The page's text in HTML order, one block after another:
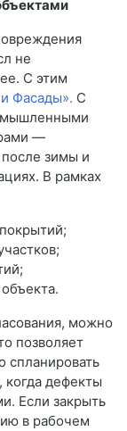
не
С этим
Фасады». С
—
зимы и
В рамках
можно
позволяет
спланировать
дефекты
Если закрыть
в рабочем